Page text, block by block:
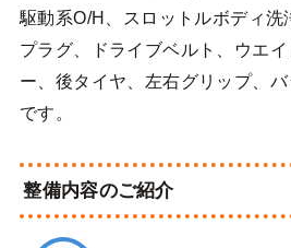
駆動系O/H、スロットルボディ洗
プラグ、ドライブベルト、ウエ
ー、後タイヤ、左右グリップ、
です。
整備内容のご紹介